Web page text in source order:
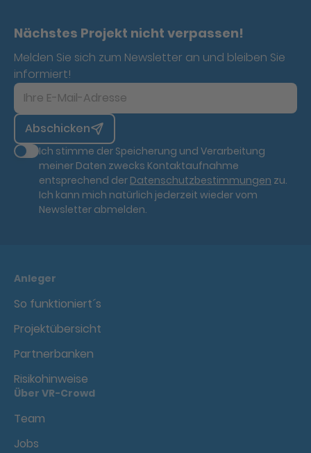
Nächstes Projekt nicht verpassen!
Melden Sie sich zum Newsletter an und bleiben Sie
informiert!
Abschicken
Ich stimme der Speicherung und Verarbeitung
meiner Daten zwecks Kontaktaufnahme
entsprechend der Datenschutzbestimmungen zu.
Ich kann mich natürlich jederzeit wieder vom
Newsletter abmelden.
Anleger
So funktioniert´s
Projektübersicht
Partnerbanken
Risikohinweise
Über VR-Crowd
Team
Jobs